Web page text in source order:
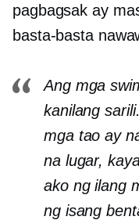
pagbagsak ay
basta-basta
Ang mga
kanilang
mga tao ay
na lugar,
ako ng ilang
ng isang